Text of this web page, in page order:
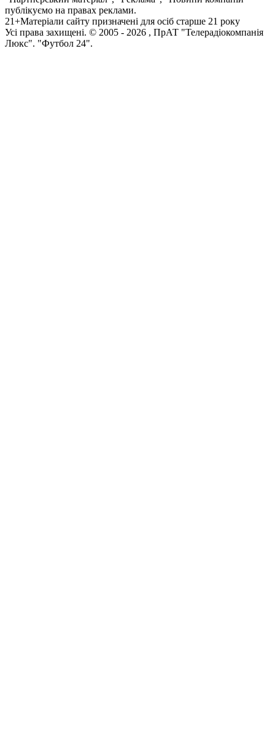
публікуємо на правах реклами.
21+Матеріали сайту призначені для осіб старше 21 року
Усi права захищенi. © 2005 - 2026 , ПрАТ "Телерадіокомпанія
Люкс". "Футбол 24".